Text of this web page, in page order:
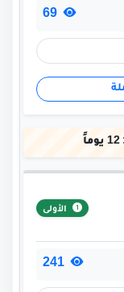
12 يوماً
الأولى